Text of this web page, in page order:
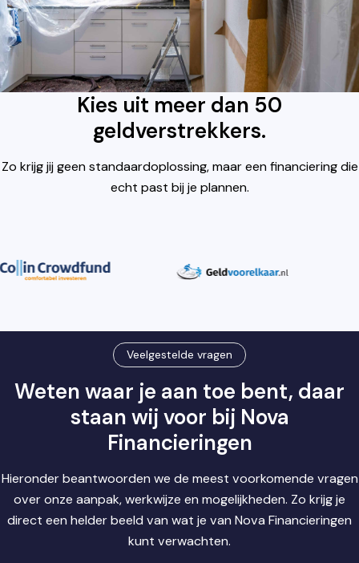
Kies uit meer dan 50
geldverstrekkers.
Zo krijg jij geen standaardoplossing, maar een financiering die
echt past bij je plannen.
Veelgestelde vragen
Weten waar je aan toe bent, daar
staan wij voor bij Nova
Financieringen
Hieronder beantwoorden we de meest voorkomende vragen
over onze aanpak, werkwijze en mogelijkheden. Zo krijg je
direct een helder beeld van wat je van Nova Financieringen
kunt verwachten.